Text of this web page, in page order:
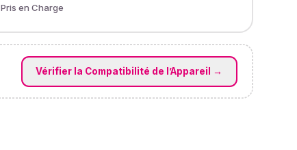
Pris en Charge
Vérifier la Compatibilité de l’Appareil →